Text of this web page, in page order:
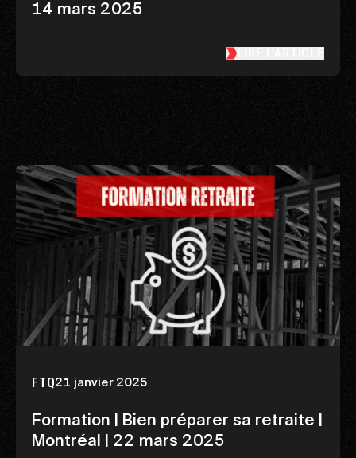
14 mars 2025
FTQ21 janvier 2025
Formation | Bien préparer sa retraite |
Montréal | 22 mars 2025